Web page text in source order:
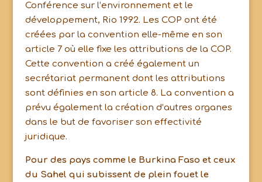
Conférence sur l’environnement et le
développement, Rio 1992. Les COP ont été
créées par la convention elle-même en son
article 7 où elle fixe les attributions de la COP.
Cette convention a créé également un
secrétariat permanent dont les attributions
sont définies en son article 8. La convention a
prévu également la création d’autres organes
dans le but de favoriser son effectivité
juridique.
Pour des pays comme le Burkina Faso et ceux
du Sahel qui subissent de plein fouet le